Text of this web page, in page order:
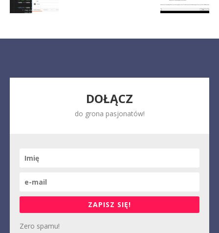
DOŁĄCZ
do grona pasjonatów!
ZAPISZ SIĘ!
Zero spamu!